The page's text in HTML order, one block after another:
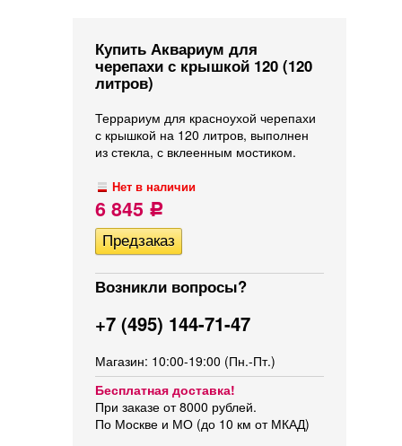
Купить Аквариум для
черепахи с крышкой 120 (120
литров)
Террариум для красноухой черепахи
с крышкой на 120 литров, выполнен
из стекла, с вклеенным мостиком.
Нет в наличии
6 845 Р
Возникли вопросы?
+7 (495) 144-71-47
Магазин: 10:00-19:00 (Пн.-Пт.)
Бесплатная доставка!
При заказе от 8000 рублей.
По Москве и МО (до 10 км от МКАД)